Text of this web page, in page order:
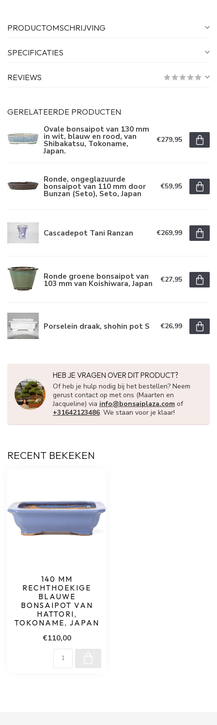
PRODUCTOMSCHRIJVING
SPECIFICATIES
REVIEWS
GERELATEERDE PRODUCTEN
Ovale bonsaipot van 130 mm
in wit, blauw en rood, van
Shibakatsu, Tokoname,
Japan.
€279,95
Ronde, ongeglazuurde
bonsaipot van 110 mm door
Bunzan (Seto), Seto, Japan
€59,95
Cascadepot Tani Ranzan €269,99
Ronde groene bonsaipot van
103 mm van Koishiwara, Japan €27,95
Porselein draak, shohin pot S €26,99
HEB JE VRAGEN OVER DIT PRODUCT?
Of heb je hulp nodig bij het bestellen? Neem
gerust contact op met ons (Maarten en
Jacqueline) via info@bonsaiplaza.com of
+31642123486. We staan voor je klaar!
RECENT BEKEKEN
140 MM
RECHTHOEKIGE
BLAUWE
BONSAIPOT VAN
HATTORI,
TOKONAME, JAPAN
€110,00